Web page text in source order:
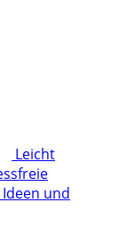
Leicht
und